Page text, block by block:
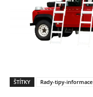
ŠTÍTKY Rady-tipy-informace